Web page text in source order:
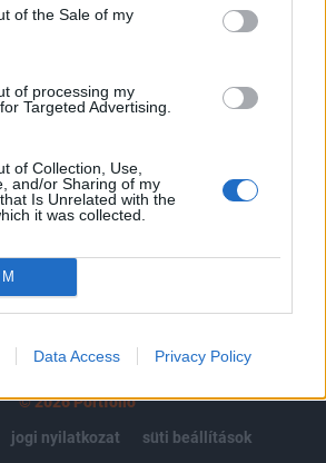
of the Sale of my
of processing my
Targeted Advertising.
of Collection, Use,
and/or Sharing of my
Is Unrelated with the
it was collected.
Data Access Privacy Policy
tartalmazza:
cikkarchívum
elmúlt 2 év napon belüli
VAGY? BEJELENTKEZÉS
© 2026 Portfolio
jogi nyilatkozat süti beállítások